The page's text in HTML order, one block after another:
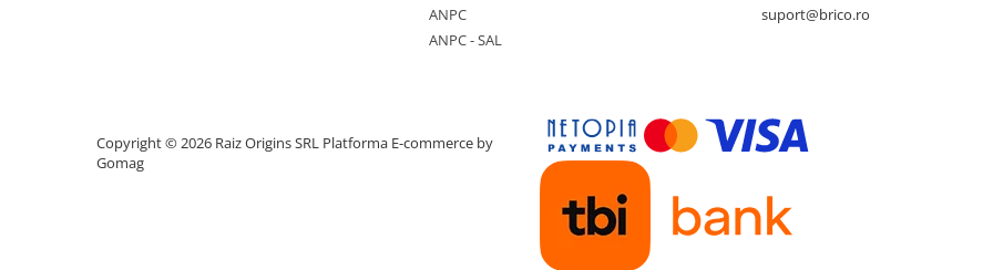
Decoratiuni
ANPC
ANPC - SAL
suport@brico.ro
Copyright © 2026 Raiz Origins SRL Platforma E-commerce by
Gomag